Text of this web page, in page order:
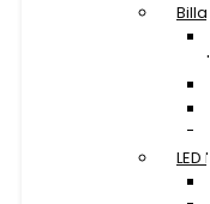
LED